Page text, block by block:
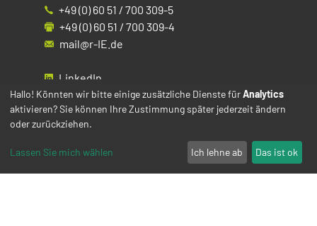
+49 (0) 60 51 / 700 309-5
+49 (0) 60 51 / 700 309-4
mail@r-IE.de
LinkedIn
Instagram
Facebook
YouTube
Hallo! Könnten wir bitte einige zusätzliche Dienste fürAnalytics
aktivieren? Sie können Ihre Zustimmung später jederzeit ändern
oder zurückziehen.
Lassen Sie mich wählen Ich lehne ab Das ist ok